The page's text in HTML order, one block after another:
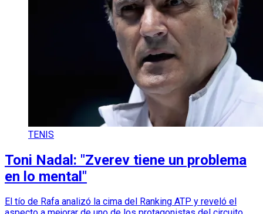
TENIS
Toni Nadal: "Zverev tiene un problema
en lo mental"
El tío de Rafa analizó la cima del Ranking ATP y reveló el